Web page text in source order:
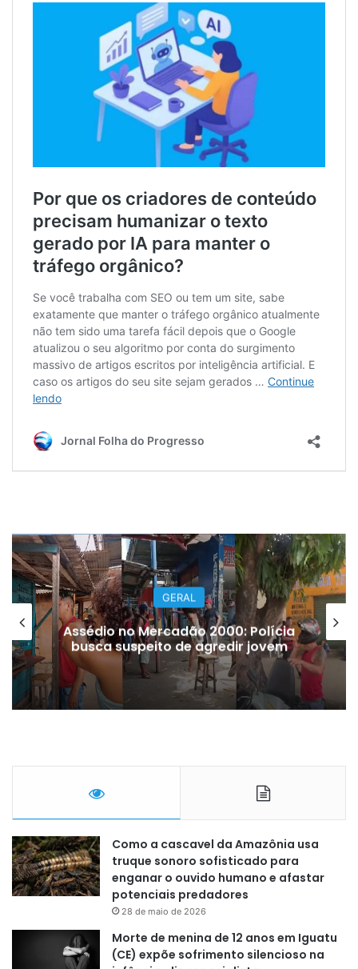
GERAL
Óleo vaza de balsa e atinge águas
de Alter do Chão, em Santarém
Como a cascavel da Amazônia usa
truque sonoro sofisticado para
enganar o ouvido humano e afastar
potenciais predadores
28 de maio de 2026
Morte de menina de 12 anos em Iguatu
(CE) expõe sofrimento silencioso na